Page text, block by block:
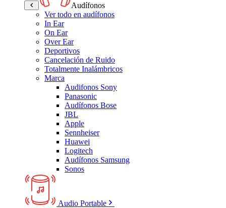
Audífonos
Ver todo en audífonos
In Ear
On Ear
Over Ear
Deportivos
Cancelación de Ruido
Totalmente Inalámbricos
Marca
Audifonos Sony
Panasonic
Audífonos Bose
JBL
Apple
Sennheiser
Huawei
Logitech
Audífonos Samsung
Sonos
Audio Portable